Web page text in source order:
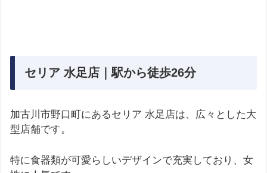
セリア 水足店｜駅から徒歩26分
加古川市野口町にあるセリア 水足店は、広々とした大
型店舗です。
特に食器類が可愛らしいデザインで充実しており、女